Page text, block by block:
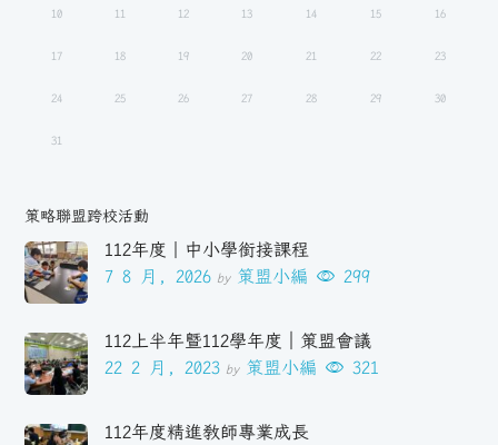
10 11 12 13 14 15 16
17 18 19 20 21 22 23
24 25 26 27 28 29 30
31
策略聯盟跨校活動
112年度｜中小學銜接課程
7 8 月, 2026 by 策盟小編 299
112上半年暨112學年度｜策盟會議
22 2 月, 2023 by 策盟小編 321
112年度精進教師專業成長